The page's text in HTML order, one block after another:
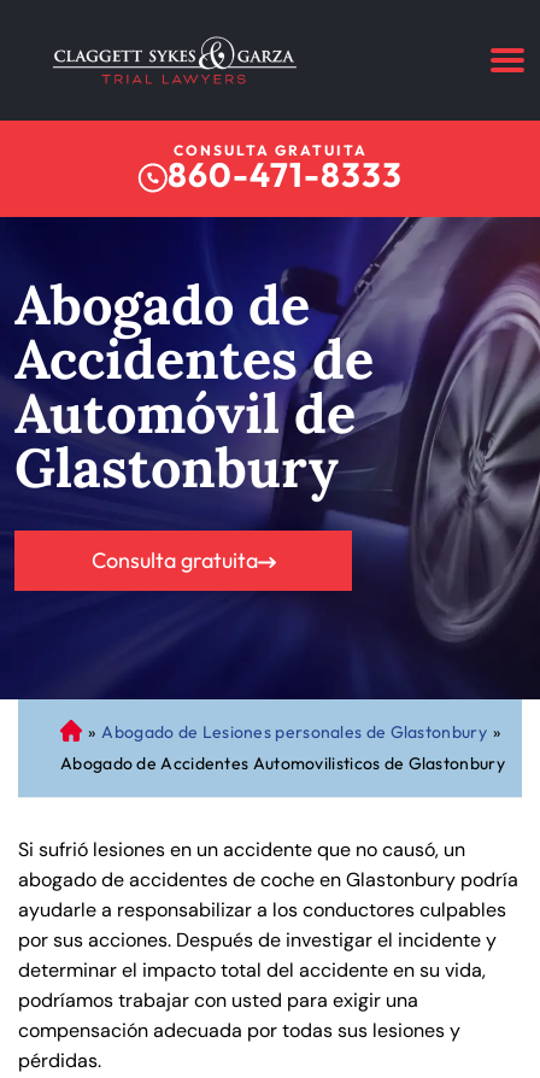
CONSULTA GRATUITA
860-471-8333
Abogado de
Accidentes de
Automóvil de
Glastonbury
Consulta gratuita
A
bo
ga
de
Pe
rs
on
al
Inj
ur
y
» Abogado de Lesiones personales de Glastonbury »
Abogado de Accidentes Automovilisticos de Glastonbury
Si sufrió lesiones en un accidente que no causó, un
abogado de accidentes de coche en Glastonbury podría
ayudarle a responsabilizar a los conductores culpables
por sus acciones. Después de investigar el incidente y
determinar el impacto total del accidente en su vida,
podríamos trabajar con usted para exigir una
compensación adecuada por todas sus lesiones y
pérdidas.